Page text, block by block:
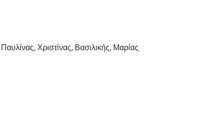
Χριστίνας, Βασιλικής, Μαρίας